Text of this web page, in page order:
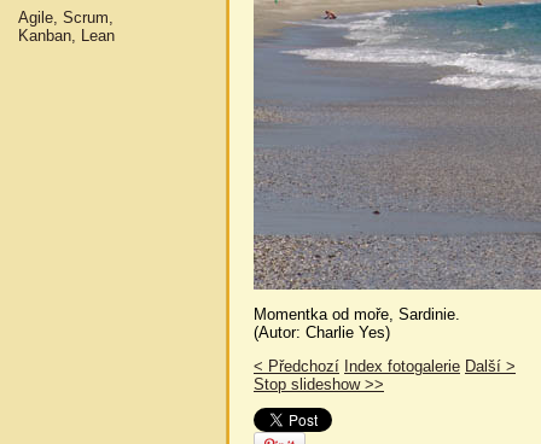
Agile, Scrum,
Kanban, Lean
Momentka od moře, Sardinie.
(Autor: Charlie Yes)
< Předchozí Index fotogalerie Další >
Stop slideshow >>